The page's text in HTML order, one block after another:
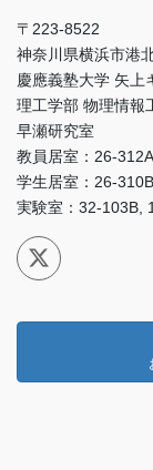
〒223-8522
神奈川県横浜市港
慶應義塾大学 矢上
理工学部 物理情報
早瀬研究室
教員居室：26-312A
学生居室：26-310B
実験室：32-103B,